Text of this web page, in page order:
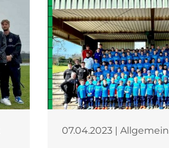
07.04.2023 | Allgemein